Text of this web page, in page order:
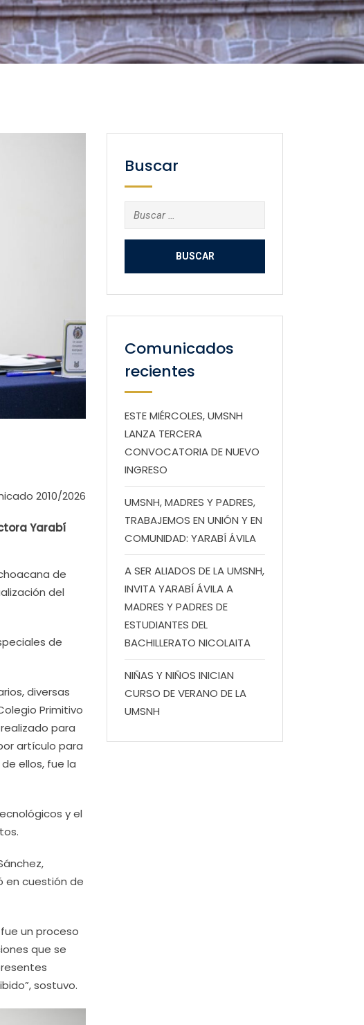
2010/2026
Yarabí
de
del
de
diversas
Primitivo
para
artículo para
ellos, fue la
y el
en cuestión de
un proceso
que se
sostuvo.
Buscar
Buscar:
Comunicados
recientes
ESTE MIÉRCOLES, UMSNH
LANZA TERCERA
CONVOCATORIA DE NUEVO
INGRESO
UMSNH, MADRES Y PADRES,
TRABAJEMOS EN UNIÓN Y EN
COMUNIDAD: YARABÍ ÁVILA
A SER ALIADOS DE LA UMSNH,
INVITA YARABÍ ÁVILA A
MADRES Y PADRES DE
ESTUDIANTES DEL
BACHILLERATO NICOLAITA
NIÑAS Y NIÑOS INICIAN
CURSO DE VERANO DE LA
UMSNH